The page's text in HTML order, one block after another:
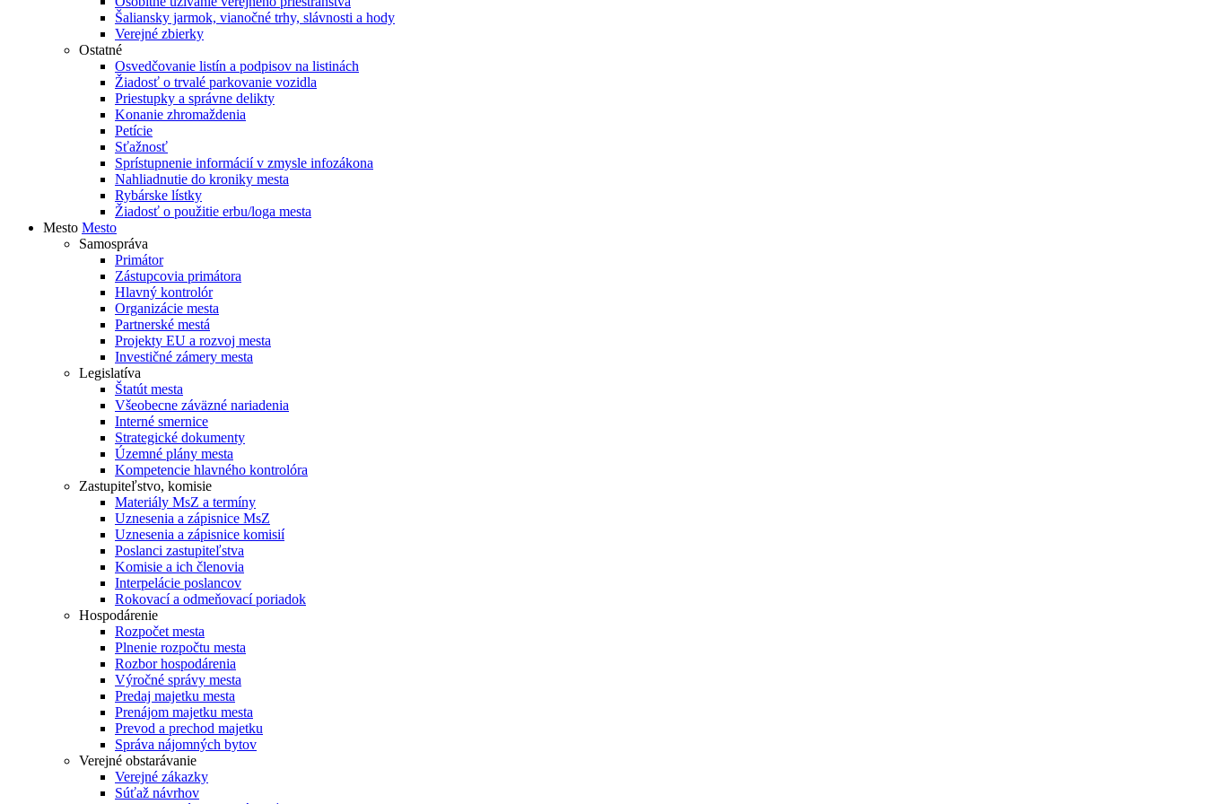
Šaliansky jarmok, vianočné trhy, slávnosti a hody
Verejné zbierky
Ostatné
Osvedčovanie listín a podpisov na listinách
Žiadosť o trvalé parkovanie vozidla
Priestupky a správne delikty
Konanie zhromaždenia
Petície
Sťažnosť
Sprístupnenie informácií v zmysle infozákona
Nahliadnutie do kroniky mesta
Rybárske lístky
Žiadosť o použitie erbu/loga mesta
Mesto Mesto
Samospráva
Primátor
Zástupcovia primátora
Hlavný kontrolór
Organizácie mesta
Partnerské mestá
Projekty EU a rozvoj mesta
Investičné zámery mesta
Legislatíva
Štatút mesta
Všeobecne záväzné nariadenia
Interné smernice
Strategické dokumenty
Územné plány mesta
Kompetencie hlavného kontrolóra
Zastupiteľstvo, komisie
Materiály MsZ a termíny
Uznesenia a zápisnice MsZ
Uznesenia a zápisnice komisií
Poslanci zastupiteľstva
Komisie a ich členovia
Interpelácie poslancov
Rokovací a odmeňovací poriadok
Hospodárenie
Rozpočet mesta
Plnenie rozpočtu mesta
Rozbor hospodárenia
Výročné správy mesta
Predaj majetku mesta
Prenájom majetku mesta
Prevod a prechod majetku
Správa nájomných bytov
Verejné obstarávanie
Verejné zákazky
Súťaž návrhov